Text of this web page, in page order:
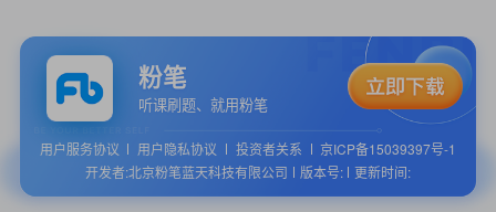
粉笔
听课刷题、就用粉笔
用户服务协议 用户隐私协议 投资者关系
京ICP备15039397号-1
开发者:北京粉笔蓝天科技有限公司
版本号: 更新时间: